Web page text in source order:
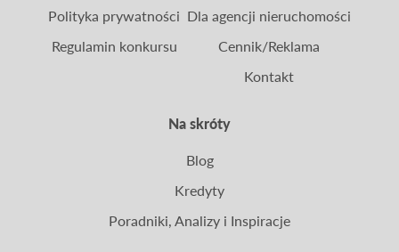
Na skróty
Polityka prywatności
Regulamin konkursu
Dla agencji nieruchomości
Cennik/Reklama
Kontakt
Blog
Kredyty
Poradniki, Analizy i Inspiracje